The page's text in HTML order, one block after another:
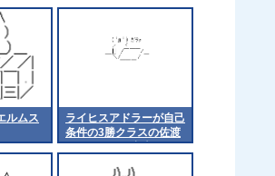
ルムス
ライヒスアドラーが自己
条件の3勝クラスの佐渡
ステークスに出走